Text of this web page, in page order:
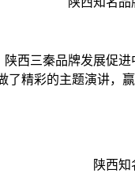
西三秦品牌发展促
精彩的主题演讲，
陕西